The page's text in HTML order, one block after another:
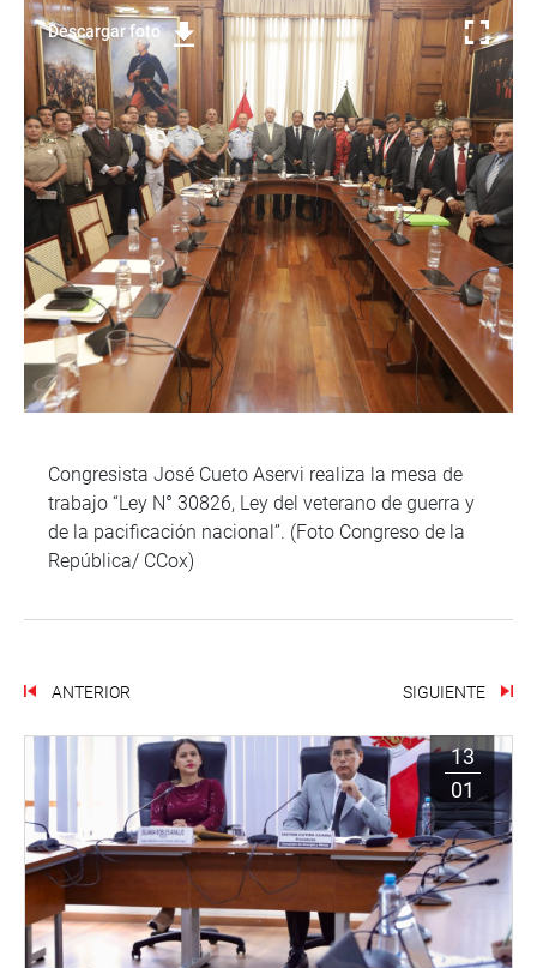
Descargar foto
Congresista José Cueto Aservi realiza la mesa de
trabajo “Ley N° 30826, Ley del veterano de guerra y
de la pacificación nacional”. (Foto Congreso de la
República/ CCox)
ANTERIOR SIGUIENTE
13
01